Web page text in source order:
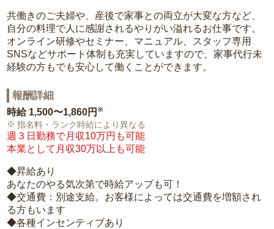
共働きのご夫婦や、産後で家事との両立が大変な方など、
自分の料理で人に感謝されるやりがい溢れるお仕事です。
オンライン研修やセミナー、マニュアル、スタッフ専用
SNSなどサポート体制も充実していますので、家事代行未
経験の方もでも安心して働くことができます。
報酬詳細
時給 1,500〜1,860円 ※
指名料・ランク時給により異なる
週３日勤務で月収10万円も可能
本業として月収30万以上も可能
◆昇給あり
あなたのやる気次第で時給アップも可！
◆交通費：別途支給。お客様によっては交通費を増額され
る方もいます
◆各種インセンティブあり